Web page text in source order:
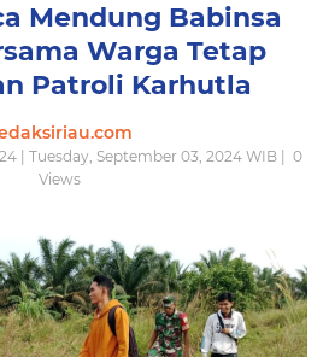
Mendung Babinsa
Warga Tetap
Patroli Karhutla
| Tuesday, September 03, 2024 WIB |
0
Views